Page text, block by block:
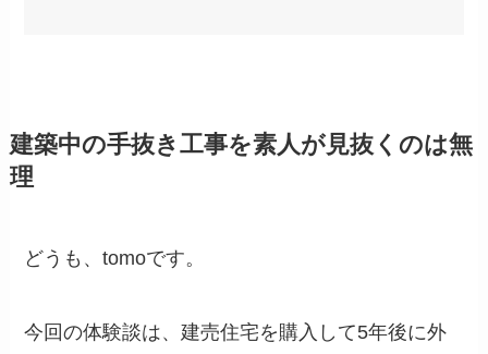
建築中の手抜き工事を素人が見抜くのは無
理
どうも、tomoです。
今回の体験談は、建売住宅を購入して5年後に外